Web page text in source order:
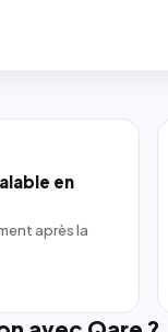
en
après la